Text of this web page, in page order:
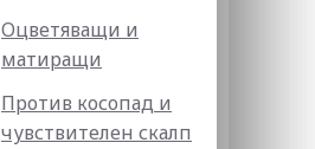
Оцветяващи и
матиращи
Против косопад и
чувствителен скалп